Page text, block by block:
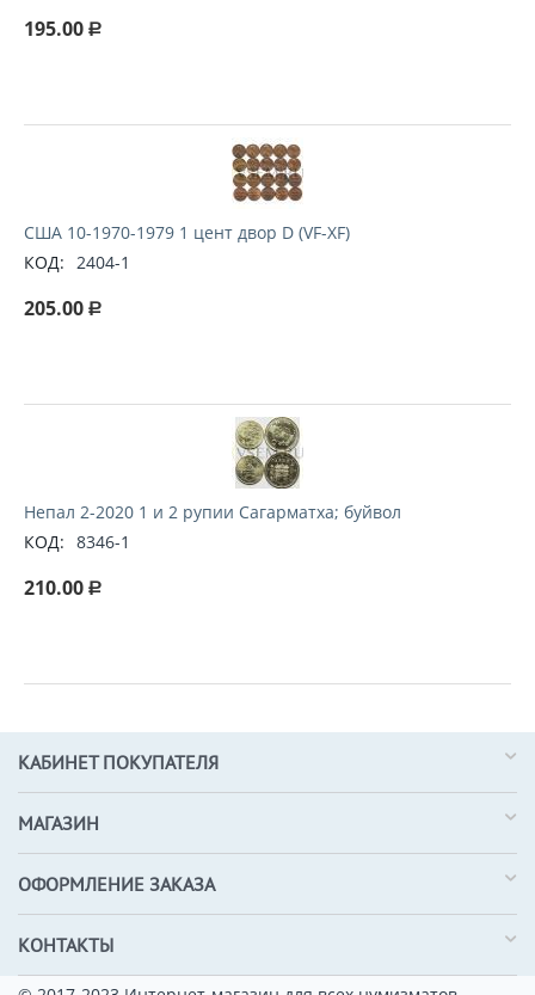
195.00 Р
США 10-1970-1979 1 цент двор D (VF-XF)
КОД: 2404-1
205.00 Р
Непал 2-2020 1 и 2 рупии Сагарматха; буйвол
КОД: 8346-1
210.00 Р
КАБИНЕТ ПОКУПАТЕЛЯ
МАГАЗИН
ОФОРМЛЕНИЕ ЗАКАЗА
КОНТАКТЫ